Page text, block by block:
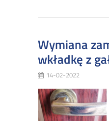
Wymiana
wkładkę z
14-02-2022